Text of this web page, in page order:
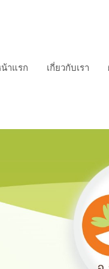
าแรก เกี่ยวกับเรา